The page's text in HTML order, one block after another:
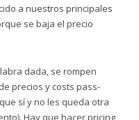
a nuestros principales
se baja el precio
dada, se rompen
precios y costs pass-
sí y no les queda otra
Hay que hacer pricing